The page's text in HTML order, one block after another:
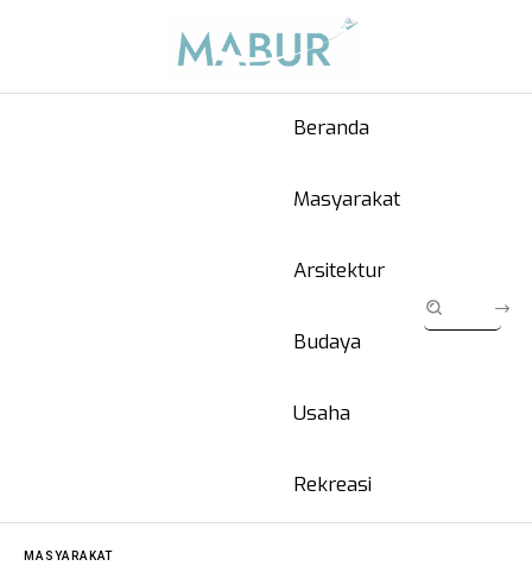
Beranda
Masyarakat
Arsitektur
Budaya
Usaha
Rekreasi
MASYARAKAT